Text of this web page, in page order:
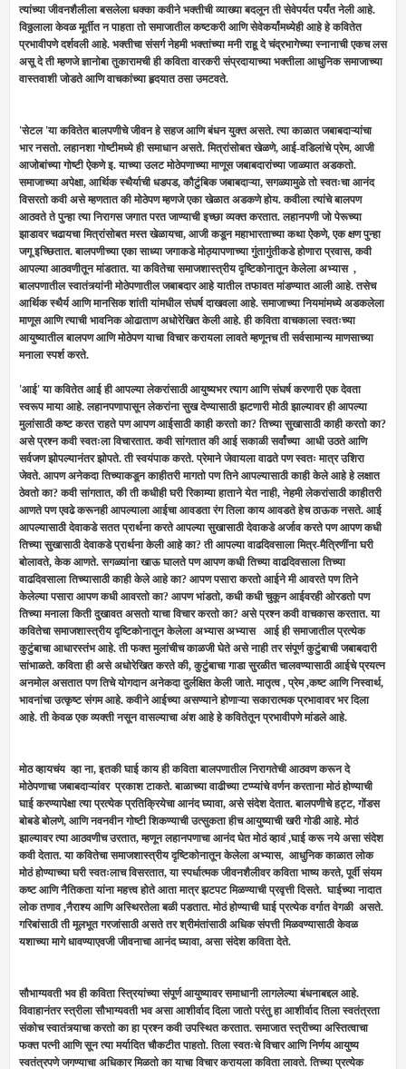
त्यांच्या जीवनशैलीला बसलेला धक्का कवीने भक्तीची व्याख्या बदलून ती सेवेपर्यत पर्यंत नेली आहे.
विठ्ठलाला केवळ मूर्तीत न पाहता तो समाजातील कष्टकरी आणि सेवेकर्यांमध्येही आहे हे कवितेत
प्रभावीपणे दर्शवली आहे. भक्तीचा संसर्ग नेहमी भक्तांच्या मनी राहू दे चंद्रभागेच्या स्नानाची एकच लस
असू दे ती म्हणजे ज्ञानोबा तुकारामची ही कविता वारकरी संप्रदायाच्या भक्तीला आधुनिक समाजाच्या
वास्तवाशी जोडते आणि वाचकांच्या हृदयात ठसा उमटवते.
'सेटल 'या कवितेत बालपणीचे जीवन हे सहज आणि बंधन युक्त असते. त्या काळात जबाबदाऱ्यांचा
भार नसतो. लहानशा गोष्टीमध्ये ही समाधान असते. मित्रांसोबत खेळणे, आई-वडिलांचे प्रेम, आजी
आजोबांच्या गोष्टी ऐकणे इ. याच्या उलट मोठेपणाच्या माणूस जबाबदारांच्या जाळ्यात अडकतो.
समाजाच्या अपेक्षा, आर्थिक स्थैर्याची धडपड, कौटुंबिक जबाबदाऱ्या, सगळ्यामुळे तो स्वतःचा आनंद
विसरतो कवी असे म्हणतात की मोठेपण म्हणजे एका खेळात अडकणे होय. कवीला त्यांचे बालपण
आठवते ते पुन्हा त्या निरागस जगात परत जाण्याची इच्छा व्यक्त करतात. लहानपणी जो पेरूच्या
झाडावर चढायचा मित्रांसोबत मस्त खेळायचा, आजी कडून महाभारताच्या कथा ऐकणे, एक क्षण पुन्हा
जगू इच्छितात. बालपणीच्या एका साध्या जगाकडे मोठ्यापणाच्या गुंतागुंतीकडे होणारा प्रवास, कवी
आपल्या आठवणीतून मांडतात. या कवितेचा समाजशास्त्रीय दृष्टिकोनातून केलेला अभ्यास ,
बालपणातील स्वातंत्र्यांनी मोठेपणातील जबाबदार आहे यातील तफावत मांडण्यात आली आहे. तसेच
आर्थिक स्थैर्य आणि मानसिक शांती यांमधील संघर्ष दाखवला आहे. समाजाच्या नियमांमध्ये अडकलेला
माणूस आणि त्याची भावनिक ओढाताण अधोरेखित केली आहे. ही कविता वाचकाला स्वतःच्या
आयुष्यातील बालपण आणि मोठेपण याचा विचार करायला लावते म्हणूनच ती सर्वसामान्य माणसाच्या
मनाला स्पर्श करते.
'आई' या कवितेत आई ही आपल्या लेकरांसाठी आयुष्यभर त्याग आणि संघर्ष करणारी एक देवता
स्वरूप माया आहे. लहानपणापासून लेकरांना सुख देण्यासाठी झटणारी मोठी झाल्यावर ही आपल्या
मुलांसाठी कष्ट करत राहते पण आपण आईसाठी काही करतो का? तिच्या सुखासाठी काही करतो का?
असे प्रश्न कवी स्वतःला विचारतात. कवी सांगतात की आई सकाळी सर्वांच्या आधी उठते आणि
सर्वजण झोपल्यानंतर झोपते. ती स्वयंपाक करते. प्रेमाने जेवायला वाढते पण स्वतः मात्र उशिरा
जेवते. आपण अनेकदा तिच्याकडून काहीतरी मागतो पण तिने आपल्यासाठी काही केले आहे हे लक्षात
ठेवतो का? कवी सांगतात, की ती कधीही घरी रिकाम्या हाताने येत नाही, नेहमी लेकरांसाठी काहीतरी
आणते पण एवढे करूनही आपल्याला आईचा आवडता रंग तिला काय आवडते हेच ठाऊक नसते. आई
आपल्यासाठी देवाकडे सतत प्रार्थना करते आपल्या सुखासाठी देवाकडे अर्जाव करते पण आपण कधी
तिच्या सुखासाठी देवाकडे प्रार्थना केली आहे का? ती आपल्या वाढदिवसाला मित्र-मैत्रिणींना घरी
बोलावते, केक आणते. सगळ्यांना खाऊ घालते पण आपण कधी तिच्या वाढदिवसाला तिच्या
वाढदिवसाला तिच्यासाठी काही केले आहे का? आपण पसारा करतो आईने मी आवरते पण तिने
केलेल्या पसारा आपण कधी आवरतो का? आपण भांडतो, कधी कधी चुकून आईवरही ओरडतो पण
तिच्या मनाला किती दुखावत असतो याचा विचार करतो का? असे प्रश्न कवी वाचकास करतात. या
कवितेचा समाजशास्त्रीय दृष्टिकोनातून केलेला अभ्यास अभ्यास आई ही समाजातील प्रत्येक
कुटुंबाचा आधारस्तंभ आहे. ती फक्त मुलांचीच काळजी घेते असे नाही तर संपूर्ण कुटुंबाची जबाबदारी
सांभाळते. कविता ही असे अधोरेखित करते की, कुटुंबाचा गाडा सुरळीत चालवण्यासाठी आईचे प्रयत्न
अनमोल असतात पण तिचे योगदान अनेकदा दुर्लक्षित केली जाते. मातृत्व , प्रेम ,कष्ट आणि निस्वार्थ,
भावनांचा उत्कृष्ट संगम आहे. कवीने आईच्या असण्याने होणाऱ्या सकारात्मक प्रभावावर भर दिला
आहे. ती केवळ एक व्यक्ती नसून वासल्याचा अंश आहे हे कवितेतून प्रभावीपणे मांडले आहे.
मोठ व्हायचंय व्हा ना, इतकी घाई काय ही कविता बालपणातील निरागतेची आठवण करून दे
मोठेपणाचा जबाबदाऱ्यांवर प्रकाश टाकते. बाळाच्या वाढीच्या टप्प्यांचे वर्णन करताना मोठं होण्याची
घाई करण्यापेक्षा त्या प्रत्येक प्रतिक्रियेचा आनंद घ्यावा, असे संदेश देतात. बालपणीचे हट्ट, गोंडस
बोबडे बोलणे, आणि नवनवीन गोष्टी शिकण्याची उत्सुकता हीच आयुष्याची खरी गोडी आहे. मोठं
झाल्यावर त्या आठवणीच उरतात, म्हणून लहानपणाचा आनंद घेत मोठं व्हावं ,घाई करू नये असा संदेश
कवी देतात. या कवितेचा समाजशास्त्रीय दृष्टिकोनातून केलेला अभ्यास, आधुनिक काळात लोक
मोठं होण्याच्या घरी स्वतःलाच विसरतात, या स्पर्धात्मक जीवनशैलीवर कविता भाष्य करते, पूर्वी संयम
कष्ट आणि नैतिकता यांना महत्त्व होते आता मात्र झटपट मिळण्याची प्रवृत्ती दिसते. घाईच्या नादात
लोक तणाव ,नैराश्य आणि अस्थिरतेला बळी पडतात. मोठं होण्याची घाई प्रत्येक वर्गात वेगळी असते.
गरिबांसाठी ती मूलभूत गरजांसाठी असते तर श्रीमंतांसाठी अधिक संपत्ती मिळवण्यासाठी केवळ
यशाच्या मागे धावण्याएवजी जीवनाचा आनंद घ्यावा, असा संदेश कविता देते.
सौभाग्यवती भव ही कविता स्त्रियांच्या संपूर्ण आयुष्यावर समाधानी लागलेल्या बंधनाबद्दल आहे.
विवाहानंतर स्त्रीला सौभाग्यवती भव असा आशीर्वाद दिला जातो परंतु हा आशीर्वाद तिला स्वतंत्रता
संकोच स्वातंत्र्याचा करतो का हा प्रश्न कवी उपस्थित करतात. समाजात स्त्रीच्या अस्तित्वाचा
फक्त पत्नी आणि सून त्या मर्यादित चौकटीत पाहतो. तिला स्वतःचे विचार आणि निर्णय आयुष्य
स्वतंत्रपणे जगण्याचा अधिकार मिळतो का याचा विचार करायला कविता लावते. तिच्या प्रत्येक